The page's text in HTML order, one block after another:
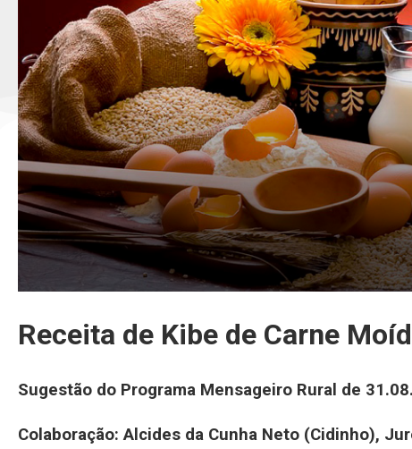
Receita de Kibe de Carne
Sugestão do Programa Mensageiro Rural de
Colaboração: Alcides da Cunha Neto (Cidinho),